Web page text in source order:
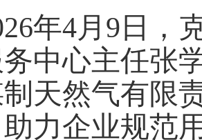
年4月9日，
中心主任张
天然气有限
力企业规范